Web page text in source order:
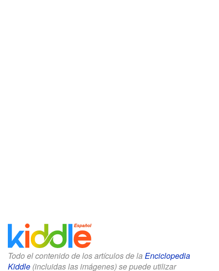
Todo el contenido de los artículos de la Enciclopedia
Kiddle (incluidas las imágenes) se puede utilizar